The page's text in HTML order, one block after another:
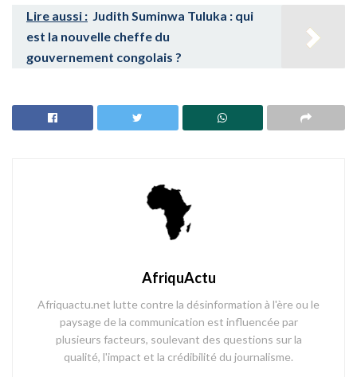
Lire aussi : Judith Suminwa Tuluka : qui
est la nouvelle cheffe du
gouvernement congolais ?
AfriquActu
Afriquactu.net lutte contre la désinformation à l'ère ou le
paysage de la communication est influencée par
plusieurs facteurs, soulevant des questions sur la
qualité, l'impact et la crédibilité du journalisme.